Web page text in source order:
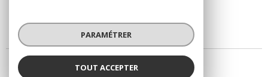
PARAMÉTRER
TOUT ACCEPTER